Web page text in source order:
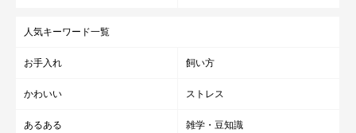
人気キーワード一覧
お手入れ 飼い方
かわいい ストレス
あるある 雑学・豆知識